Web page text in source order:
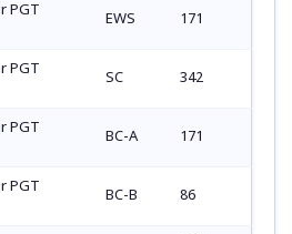
PGT
EWS 171
PGT
SC 342
PGT
BC-A 171
PGT
BC-B 86